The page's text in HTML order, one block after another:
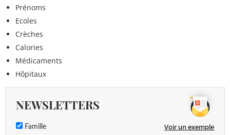
Prénoms
Ecoles
Crèches
Calories
Médicaments
Hôpitaux
NEWSLETTERS
Famille Voir un exemple